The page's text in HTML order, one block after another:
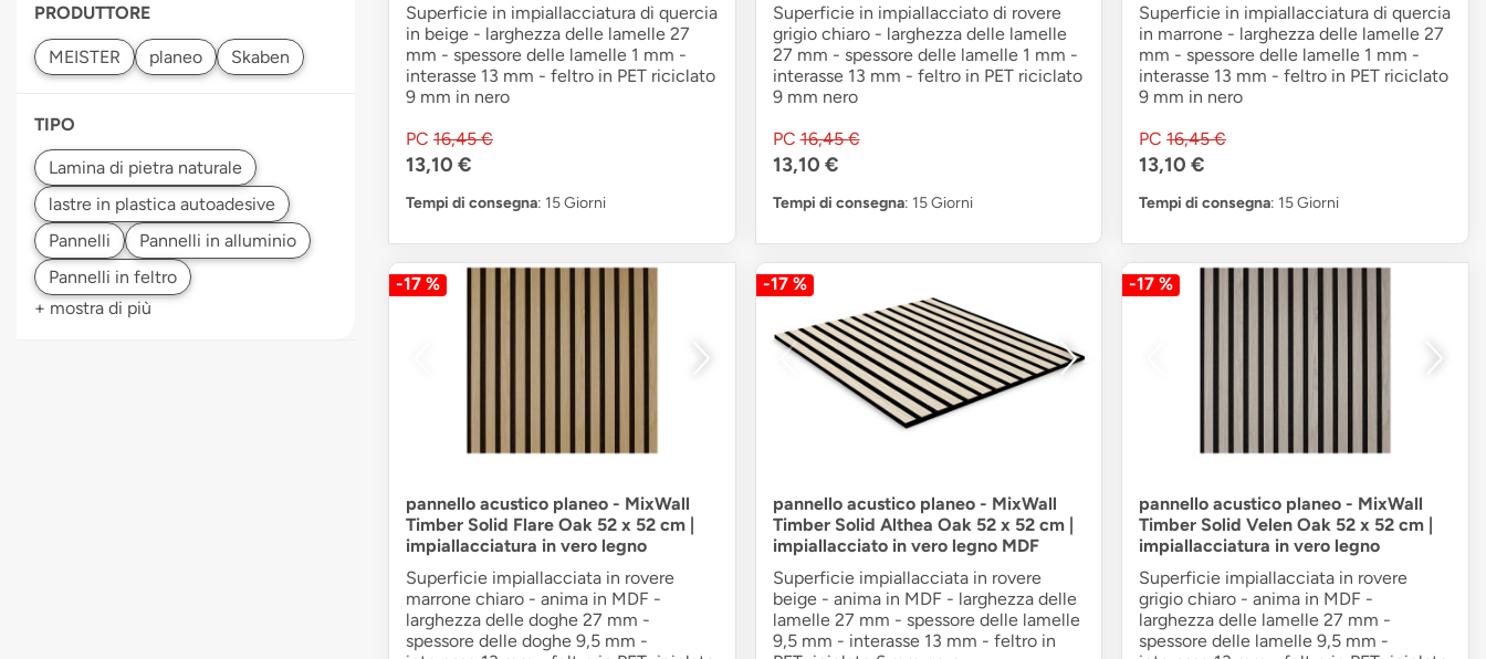
PRODUTTORE
TIPO
+ mostra di più
Superficie in impiallacciatura di quercia
in beige - larghezza delle lamelle 27
mm - spessore delle lamelle 1 mm -
interasse 13 mm - feltro in PET riciclato
9 mm in nero
PC 16,45 €
13,10 €
Tempi di consegna: 15 Giorni
Superficie in impiallacciato di rovere
grigio chiaro - larghezza delle lamelle
27 mm - spessore delle lamelle 1 mm -
interasse 13 mm - feltro in PET riciclato
9 mm nero
PC 16,45 €
13,10 €
Tempi di consegna: 15 Giorni
Superficie in impiallacciatura di quercia
in marrone - larghezza delle lamelle 27
mm - spessore delle lamelle 1 mm -
interasse 13 mm - feltro in PET riciclato
9 mm in nero
PC 16,45 €
13,10 €
Tempi di consegna: 15 Giorni
-17 %
pannello acustico planeo - MixWall
Timber Solid Flare Oak 52 x 52 cm |
impiallacciatura in vero legno
Superficie impiallacciata in rovere
marrone chiaro - anima in MDF -
larghezza delle doghe 27 mm -
spessore delle doghe 9,5 mm -
-17 %
pannello acustico planeo - MixWall
Timber Solid Althea Oak 52 x 52 cm |
impiallacciato in vero legno MDF
Superficie impiallacciata in rovere
beige - anima in MDF - larghezza delle
lamelle 27 mm - spessore delle lamelle
9,5 mm - interasse 13 mm - feltro in
-17 %
pannello acustico planeo - MixWall
Timber Solid Velen Oak 52 x 52 cm |
impiallacciatura in vero legno
Superficie impiallacciata in rovere
grigio chiaro - anima in MDF -
larghezza delle lamelle 27 mm -
spessore delle lamelle 9,5 mm -